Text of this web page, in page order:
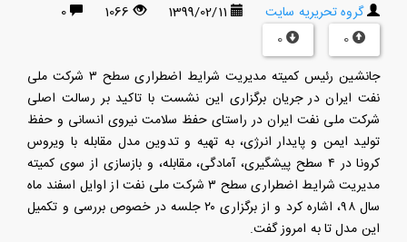
گروه تحریریه سایت 1399/02/11
1066
0
0
0
جانشین رئیس کمیته مدیریت شرایط اضطراری سطح ۳ شرکت ملی
نفت ایران در جریان برگزاری این نشست با تاکید بر رسالت اصلی
شرکت ملی نفت ایران در راستای حفظ سلامت نیروی انسانی و حفظ
تولید ایمن و پایدار انرژی، به تهیه و تدوین مدل مقابله با ویروس
کرونا در ۴ سطح پیشگیری، آمادگی، مقابله، و بازسازی از سوی کمیته
مدیریت شرایط اضطراری سطح ۳ شرکت ملی نفت از اوایل اسفند ماه
سال ۹۸، اشاره کرد و از برگزاری ۲۰ جلسه در خصوص بررسی و تکمیل
این مدل تا به امروز گفت.